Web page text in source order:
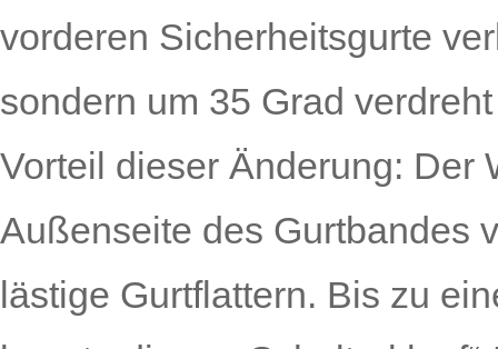
vorderen Sicherheitsgurte
sondern um 35 Grad
Vorteil dieser Änderung: Der
Außenseite des Gurtbandes
lästige Gurtflattern. Bis zu